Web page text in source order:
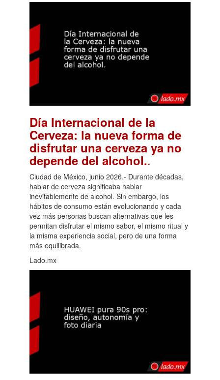
Día Internacional de la
Cerveza: la nueva forma de
disfrutar una cerveza ya no
depende del alcohol..
Ciudad de México, junio 2026.- Durante décadas,
hablar de cerveza significaba hablar
inevitablemente de alcohol. Sin embargo, los
hábitos de consumo están evolucionando y cada
vez más personas buscan alternativas que les
permitan disfrutar el mismo sabor, el mismo ritual y
la misma experiencia social, pero de una forma
más equilibrada.
Lado.mx